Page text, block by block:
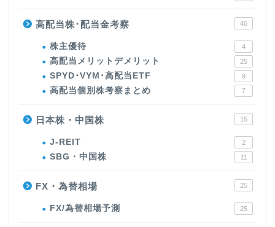
高配当株･配当金考察 46
株主優待 4
高配当メリットデメリット 25
SPYD･VYM･高配当ETF 9
高配当個別株考察まとめ 7
日本株・中国株 15
J-REIT 2
SBG・中国株 11
FX・為替相場 25
FX/為替相場予測 25